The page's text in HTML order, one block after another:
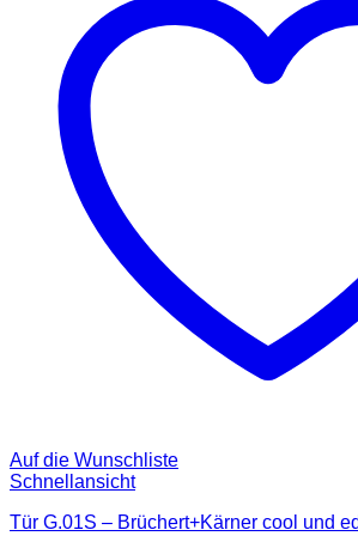
Auf die Wunschliste
Schnellansicht
Tür G.01S – Brüchert+Kärner cool und